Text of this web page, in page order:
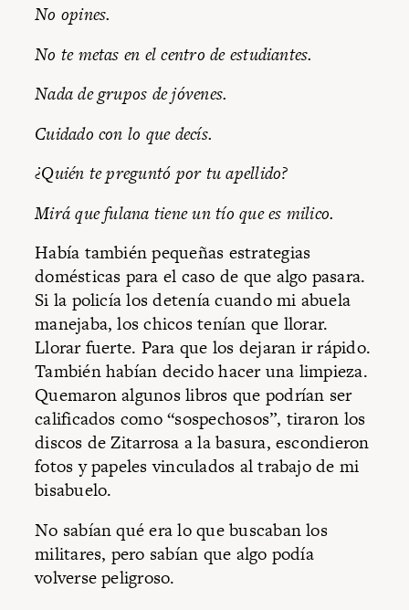
No opines.
No te metas en el centro de estudiantes.
Nada de grupos de jóvenes.
Cuidado con lo que decís.
¿Quién te preguntó por tu apellido?
Mirá que fulana tiene un tío que es milico.
Había también pequeñas estrategias
domésticas para el caso de que algo pasara.
Si la policía los detenía cuando mi abuela
manejaba, los chicos tenían que llorar.
Llorar fuerte. Para que los dejaran ir rápido.
También habían decido hacer una limpieza.
Quemaron algunos libros que podrían ser
calificados como “sospechosos”, tiraron los
discos de Zitarrosa a la basura, escondieron
fotos y papeles vinculados al trabajo de mi
bisabuelo.
No sabían qué era lo que buscaban los
militares, pero sabían que algo podía
volverse peligroso.